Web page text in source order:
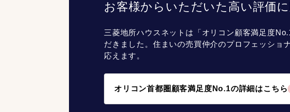
お客様からいただいた高い評価
三菱地所ハウスネットは「オリコン顧客満足度
だきました。住まいの売買仲介のプロフェッショ
応えます。
オリコン首都圏顧客満足度No.1の詳細はこちら